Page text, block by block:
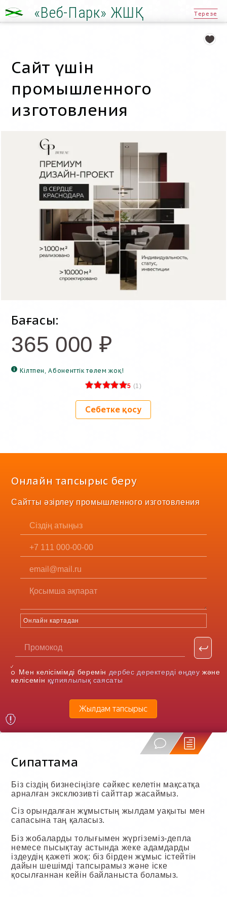
«Веб-Парк» ЖШҚ Терезе
Онлайн тапсырыс беру
Сайтты әзірлеу промышленного изготовления
Онлайн картадан
Мен келісімімді беремін дербес деректерді өңдеу және
келісемін құпиялылық саясаты
Жылдам тапсырыс
Сайт үшін
промышленного
изготовления
Бағасы:
365 000 ₽
Кілтпен, Абоненттік төлем жоқ!
5 (1)
Себетке қосу
Сипаттама
Біз сіздің бизнесіңізге сәйкес келетін мақсатқа
арналған эксклюзивті сайттар жасаймыз.
Сіз орындалған жұмыстың жылдам уақыты мен
сапасына таң қаласыз.
Біз жобаларды толығымен жүргіземіз-депла
немесе пысықтау астында жеке адамдарды
іздеудің қажеті жоқ: біз бірден жұмыс істейтін
дайын шешімді тапсырамыз және іске
қосылғаннан кейін байланыста боламыз.